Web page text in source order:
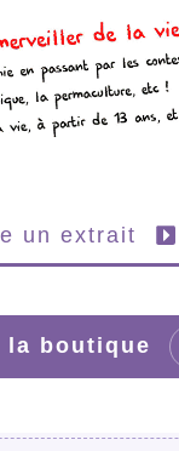
un extrait
la boutique